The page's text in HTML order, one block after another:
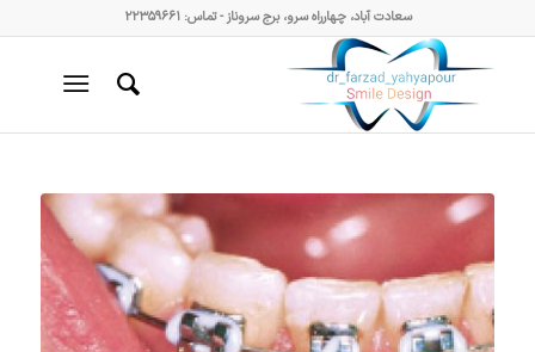
سعادت آباد، چهارراه سرو، برج سروناز - تماس: ۲۲۳۵۹۶۶۱